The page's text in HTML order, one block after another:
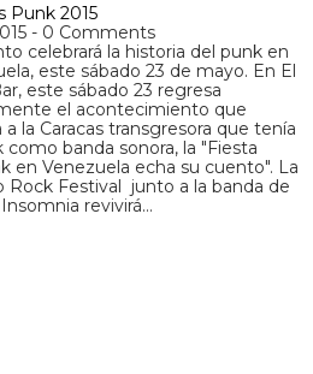
Punk 2015
- 0 Comments
celebrará la historia del punk en
este sábado 23 de mayo. En El
este sábado 23 regresa
el acontecimiento que
a la Caracas transgresora que tenía
como banda sonora, la "Fiesta
en Venezuela echa su cuento". La
Rock Festival junto a la banda de
revivirá…